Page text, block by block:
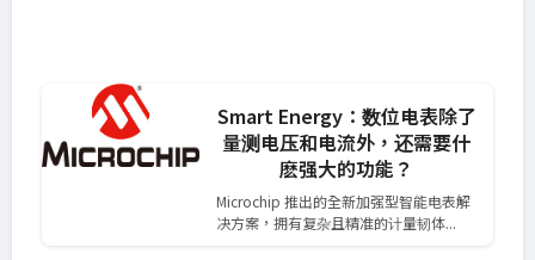
Smart Energy：数位电表除了
量测电压和电流外，还需要什
麽强大的功能？
Microchip 推出的全新加强型智能电表解
决方案，拥有复杂且精准的计量韧体...